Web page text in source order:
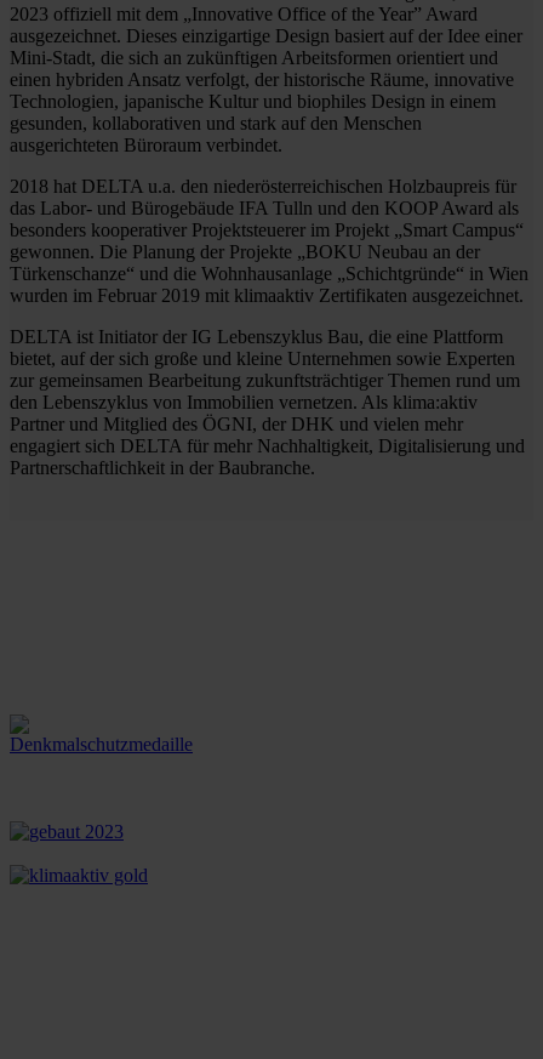
2023 offiziell mit dem „Innovative Office of the Year” Award
ausgezeichnet. Dieses einzigartige Design basiert auf der Idee einer
Mini-Stadt, die sich an zukünftigen Arbeitsformen orientiert und
einen hybriden Ansatz verfolgt, der historische Räume, innovative
Technologien, japanische Kultur und biophiles Design in einem
gesunden, kollaborativen und stark auf den Menschen
ausgerichteten Büroraum verbindet.
2018 hat DELTA u.a. den niederösterreichischen Holzbaupreis für
das Labor- und Bürogebäude IFA Tulln und den KOOP Award als
besonders kooperativer Projektsteuerer im Projekt „Smart Campus“
gewonnen. Die Planung der Projekte „BOKU Neubau an der
Türkenschanze“ und die Wohnhausanlage „Schichtgründe“ in Wien
wurden im Februar 2019 mit klimaaktiv Zertifikaten ausgezeichnet.
DELTA ist Initiator der IG Lebenszyklus Bau, die eine Plattform
bietet, auf der sich große und kleine Unternehmen sowie Experten
zur gemeinsamen Bearbeitung zukunftsträchtiger Themen rund um
den Lebenszyklus von Immobilien vernetzen. Als klima:aktiv
Partner und Mitglied des ÖGNI, der DHK und vielen mehr
engagiert sich DELTA für mehr Nachhaltigkeit, Digitalisierung und
Partnerschaftlichkeit in der Baubranche.